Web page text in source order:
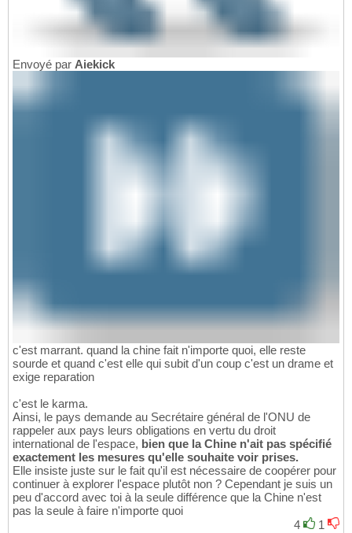
Envoyé par Aiekick
c'est marrant. quand la chine fait n'importe quoi, elle reste
sourde et quand c'est elle qui subit d'un coup c'est un drame et
exige reparation
c'est le karma.
Ainsi, le pays demande au Secrétaire général de l'ONU de
rappeler aux pays leurs obligations en vertu du droit
international de l'espace, bien que la Chine n'ait pas spécifié
exactement les mesures qu'elle souhaite voir prises.
Elle insiste juste sur le fait qu'il est nécessaire de coopérer pour
continuer à explorer l'espace plutôt non ? Cependant je suis un
peu d'accord avec toi à la seule différence que la Chine n'est
pas la seule à faire n'importe quoi
4
1